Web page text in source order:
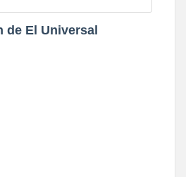
El Universal